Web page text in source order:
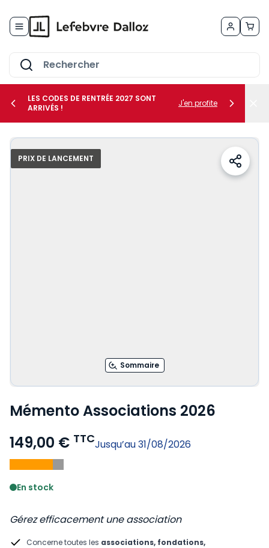
le sous-menu Vos métiers
le sous-menu Vos besoins
LES CODES DE RENTRÉE 2027 SONT
ARRIVÉS !
J'en profite
Sommaire
PRIX DE LANCEMENT
Mémento Associations 2026
149,00 € TTCJusqu’au 31/08/2026
Voir le détail des avis
En stock
Gérez efficacement une association
Concerne toutes les associations, fondations,